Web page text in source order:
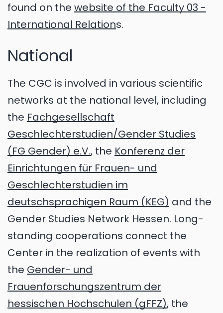
found on the website of the Faculty 03 -
International Relations.
National
The CGC is involved in various scientific
networks at the national level, including
the Fachgesellschaft
Geschlechterstudien/Gender Studies
(FG Gender) e.V., the Konferenz der
Einrichtungen für Frauen- und
Geschlechterstudien im
deutschsprachigen Raum (KEG) and the
Gender Studies Network Hessen. Long-
standing cooperations connect the
Center in the realization of events with
the Gen­der- und
Frauenforschungszentrum der
hessischen Hochschulen (gFFZ), the